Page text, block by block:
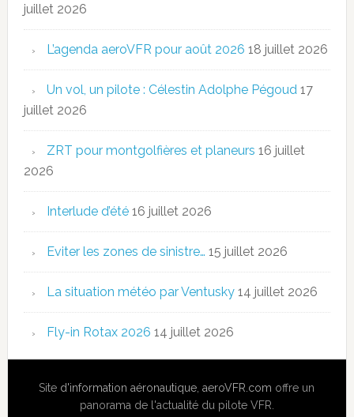
juillet 2026
L’agenda aeroVFR pour août 2026 18 juillet 2026
Un vol, un pilote : Célestin Adolphe Pégoud 17
juillet 2026
ZRT pour montgolfières et planeurs 16 juillet
2026
Interlude d’été 16 juillet 2026
Eviter les zones de sinistre… 15 juillet 2026
La situation météo par Ventusky 14 juillet 2026
Fly-in Rotax 2026 14 juillet 2026
Site d'information aéronautique ,aeroVFR.com offre un
panorama de l'actualité du pilote VFR.